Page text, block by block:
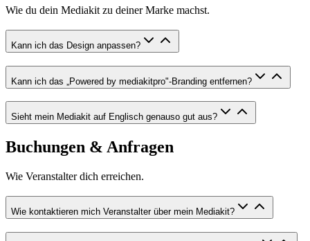
Wie du dein Mediakit zu deiner Marke machst.
Kann ich das Design anpassen?
Kann ich das „Powered by mediakitpro"-Branding entfernen?
Sieht mein Mediakit auf Englisch genauso gut aus?
Buchungen & Anfragen
Wie Veranstalter dich erreichen.
Wie kontaktieren mich Veranstalter über mein Mediakit?